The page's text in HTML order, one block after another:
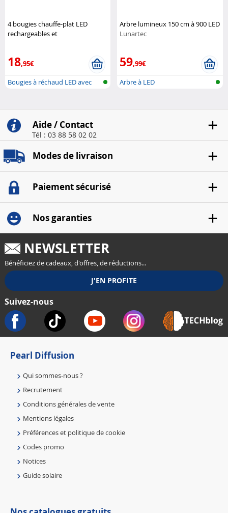
4 bougies chauffe-plat LED
rechargeables et
18,95€
Bougies à réchaud LED avec
Arbre lumineux 150 cm à 900 LED
Lunartec
59,99€
Arbre à LED
Aide / Contact
Tél : 03 88 58 02 02
Modes de livraison
Paiement sécurisé
Nos garanties
NEWSLETTER
Bénéficiez de cadeaux, d'offres, de réductions...
Suivez-nous
Pearl Diffusion
Qui sommes-nous ?
Recrutement
Conditions générales de vente
Mentions légales
Préférences et politique de cookie
Codes promo
Notices
Guide solaire